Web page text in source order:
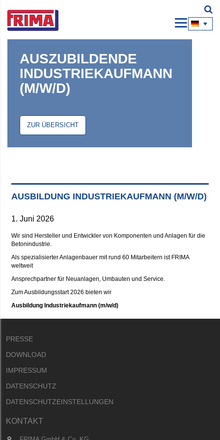
AUSZUBILDENDE
INDUSTRIEKAUFMANN
(M/W/D)
ZUR ÜBERSICHT
AUSBILDUNG INDUSTRIEKAUFMANN (M/W/D)
1. Juni 2026
Wir sind Hersteller und Entwickler von Komponenten und Anlagen für die
Betonindustrie.
Als spezialisierter Anlagenbauer mit rund 60 Mitarbeitern ist FRIMA
weltweit
Ansprechpartner für Neuanlagen, Umbauten und Service.
Zum Ausbildungsstart 2026 bieten wir
Ausbildung Industriekaufmann (m/w/d)
PRESSE
DOWNLOAD
IMPRESSUM
DATENSCHUTZ
DATENSCHUTZEINSTELLUNGEN
KONTAKT